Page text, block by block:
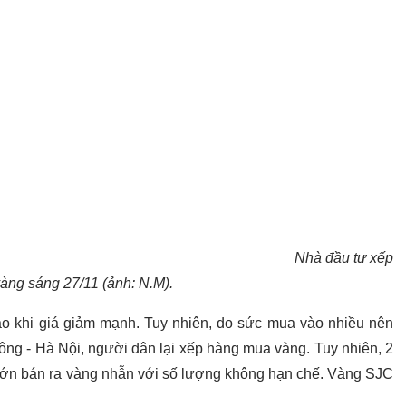
Nhà đầu tư xếp
sáng 27/11 (ảnh: N.M).
khi giá giảm mạnh. Tuy nhiên, do sức mua vào nhiều nên
- Hà Nội, người dân lại xếp hàng mua vàng. Tuy nhiên, 2
bán ra vàng nhẫn với số lượng không hạn chế. Vàng SJC